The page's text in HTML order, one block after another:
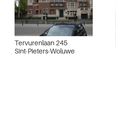
Tervurenlaan 245
Sint-Pieters-Woluwe